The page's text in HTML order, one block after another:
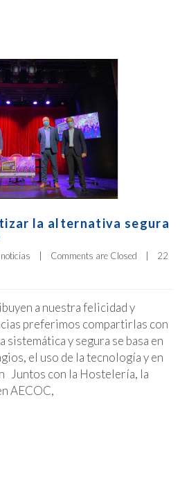
la alternativa segura
| Comments are Closed |
22
a nuestra felicidad y
preferimos compartirlas con
y segura se basa en
el uso de la tecnología y en
Juntos con la Hostelería, la
AECOC,